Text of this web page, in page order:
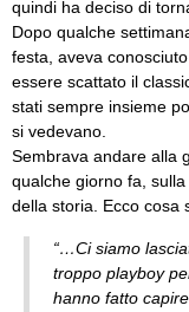
quindi ha deciso di
Dopo qualche
festa, aveva conosciuto
essere scattato il
stati sempre insieme
si vedevano.
Sembrava andare alla
qualche giorno fa, sulla
della storia. Ecco cosa
“…Ci siamo
troppo playboy
hanno fatto